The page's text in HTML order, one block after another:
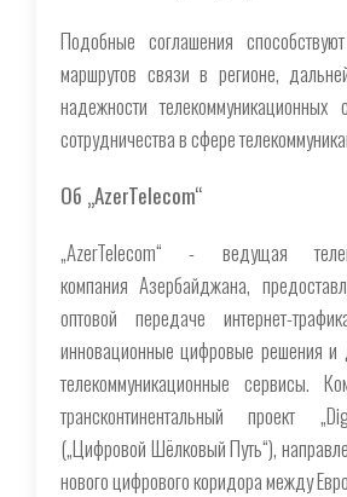
Подобные соглашения
маршрутов связи в регионе,
надежности телекоммуникационных
сотрудничества в сфере
Об „AzerTelecom“
„AzerTelecom“ - ведущая
компания Азербайджана,
оптовой передаче интернет-
инновационные цифровые решения и
телекоммуникационные сервисы.
трансконтинентальный проект
(„Цифровой Шёлковый Путь“),
нового цифрового коридора между